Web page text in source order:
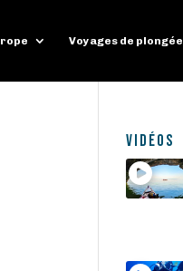
Voyages de plongée
Vidéos